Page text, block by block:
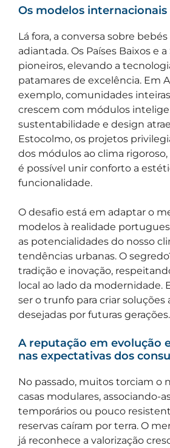
Os modelos
Lá fora, a conversa sobre
adiantada. Os Países Baixos e a
pioneiros, elevando a
patamares de excelência. Em
exemplo, comunidades
crescem com módulos
sustentabilidade e design
Estocolmo, os projetos
dos módulos ao clima
é possível unir conforto a
funcionalidade.
O desafio está em adaptar o
modelos à realidade
as potencialidades do nosso
tendências urbanas. O
tradição e inovação,
local ao lado da modernidade.
ser o trunfo para criar soluções
desejadas por futuras gerações.
A reputação em evolução
nas expectativas dos
No passado, muitos torciam o
casas modulares, associando-
temporários ou pouco
reservas caíram por terra. O
já reconhece a valorização